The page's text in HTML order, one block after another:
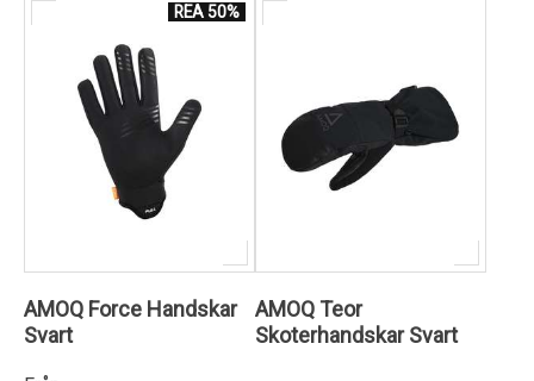
REA 50%
AMOQ Force Handskar
Svart
AMOQ Teor
Skoterhandskar Svart